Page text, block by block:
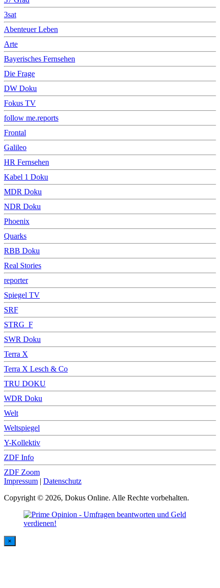
3sat
Abenteuer Leben
Arte
Bayerisches Fernsehen
Die Frage
DW Doku
Fokus TV
follow me.reports
Frontal
Galileo
HR Fernsehen
Kabel 1 Doku
MDR Doku
NDR Doku
Phoenix
Quarks
RBB Doku
Real Stories
reporter
Spiegel TV
SRF
STRG_F
SWR Doku
Terra X
Terra X Lesch & Co
TRU DOKU
WDR Doku
Welt
Weltspiegel
Y-Kollektiv
ZDF Info
ZDF Zoom
Impressum | Datenschutz
Copyright © 2026, Dokus Online. Alle Rechte vorbehalten.
×